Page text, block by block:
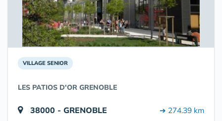
VILLAGE SENIOR
LES PATIOS D'OR GRENOBLE
38000 - GRENOBLE ➔ 274.39 km